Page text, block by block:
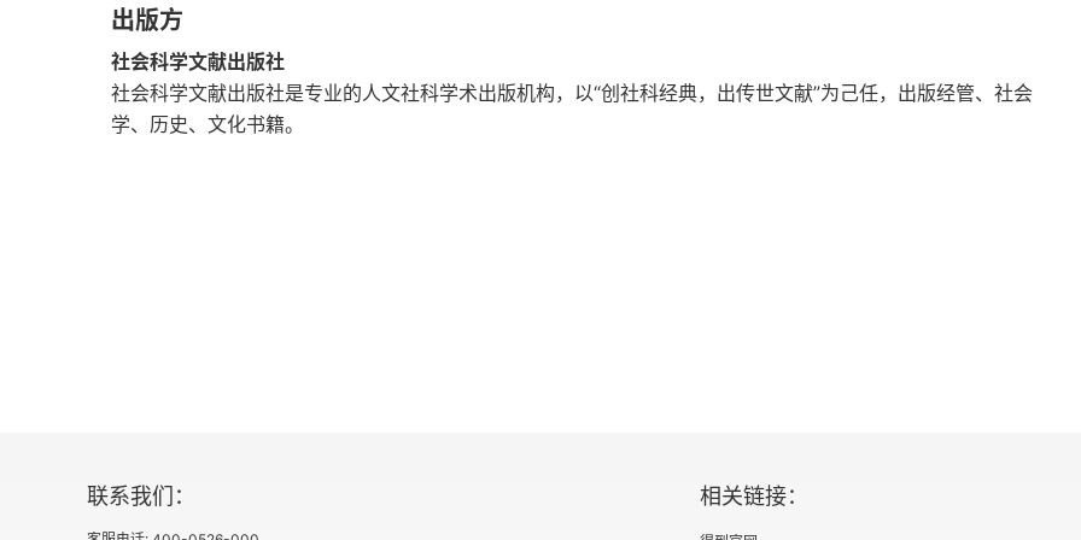
第三章 双重危机：帝国与革命，1789～1801
11 世纪的终结：1790和1792年的皇帝选举
第四章 在和平与战争之间：公使经历，1801～1806
出版方
社会科学文献出版社
社会科学文献出版社是专业的人文社科学术出版机构，以“创社科经典，出传世文献”为己任，出版经管、社会
学、历史、文化书籍。
联系我们： 相关链接：